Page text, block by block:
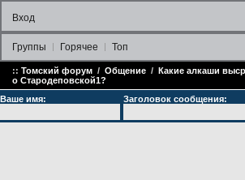
Вход
Группы Горячее Топ
:: Томский форум / Общение / Какие алкаши
о Стародеповской1?
Ваше имя:
Заголовок сообщения: